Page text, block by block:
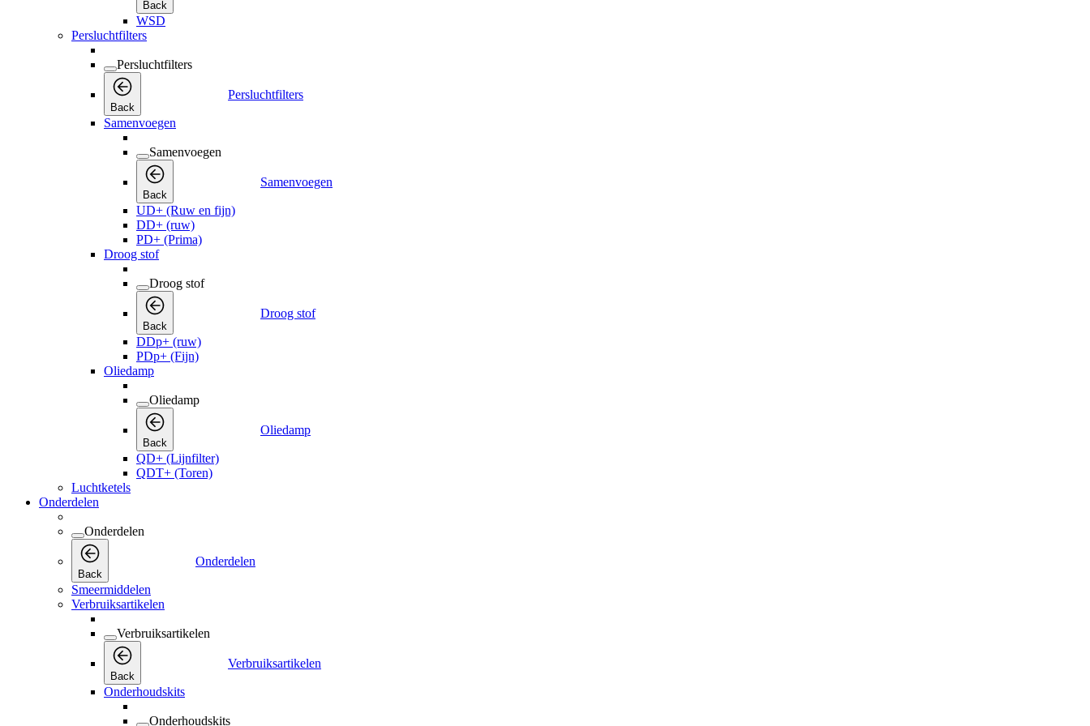
Back
WSD
Persluchtfilters
Persluchtfilters
Back
Persluchtfilters
Samenvoegen
Samenvoegen
Back
Samenvoegen
UD+ (Ruw en fijn)
DD+ (ruw)
PD+ (Prima)
Droog stof
Droog stof
Back
Droog stof
DDp+ (ruw)
PDp+ (Fijn)
Oliedamp
Oliedamp
Back
Oliedamp
QD+ (Lijnfilter)
QDT+ (Toren)
Luchtketels
Onderdelen
Onderdelen
Back
Onderdelen
Smeermiddelen
Verbruiksartikelen
Verbruiksartikelen
Back
Verbruiksartikelen
Onderhoudskits
Onderhoudskits